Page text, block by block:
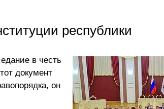
республики
в честь
документ
он